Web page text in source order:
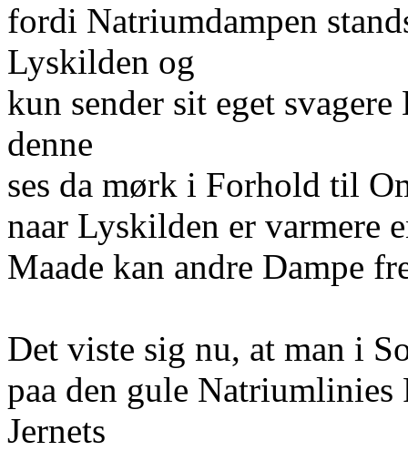
fordi Natriumdampen
Lyskilden og
kun sender sit eget
denne
ses da mørk i Forhold til
naar Lyskilden er varmere
Maade kan andre Dampe
Det viste sig nu, at man i
paa den gule
Jernets